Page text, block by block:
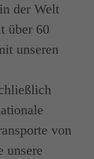
der Welt
über 60
unseren
von
unsere